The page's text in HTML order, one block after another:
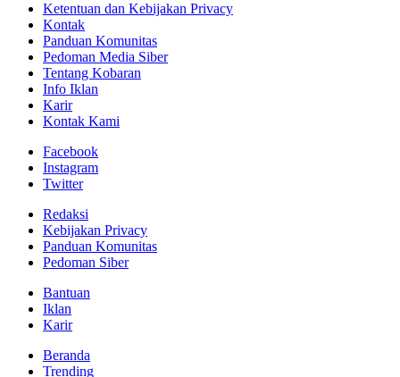
Ketentuan dan Kebijakan Privacy
Kontak
Panduan Komunitas
Pedoman Media Siber
Tentang Kobaran
Info Iklan
Karir
Kontak Kami
Facebook
Instagram
Twitter
Redaksi
Kebijakan Privacy
Panduan Komunitas
Pedoman Siber
Bantuan
Iklan
Karir
Beranda
Trending